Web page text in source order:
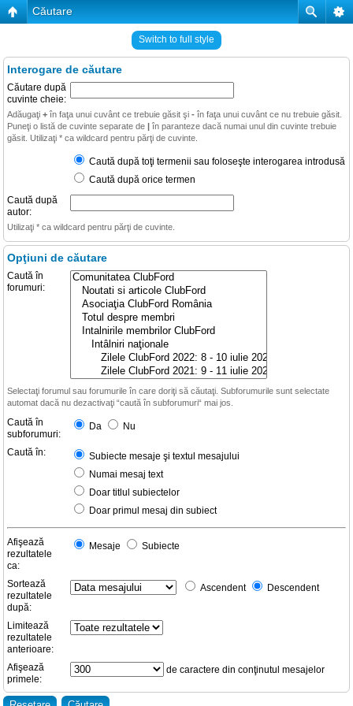
Căutare
Switch to full style
Interogare de căutare
Căutare după
cuvinte cheie:
Adăugaţi + în faţa unui cuvânt ce trebuie găsit şi - în faţa unui cuvânt ce nu trebuie găsit.
Puneţi o listă de cuvinte separate de | în paranteze dacă numai unul din cuvinte trebuie
găsit. Utilizaţi * ca wildcard pentru părţi de cuvinte.
Caută după toţi termenii sau foloseşte interogarea introdusă
Caută după orice termen
Caută după
autor:
Utilizaţi * ca wildcard pentru părţi de cuvinte.
Opţiuni de căutare
Caută în
forumuri:
Selectaţi forumul sau forumurile în care doriţi să căutaţi. Subforumurile sunt selectate
automat dacă nu dezactivaţi “caută în subforumuri“ mai jos.
Caută în
subforumuri:
Da Nu
Caută în:
Subiecte mesaje şi textul mesajului
Numai mesaj text
Doar titlul subiectelor
Doar primul mesaj din subiect
Afişează
rezultatele
ca:
Mesaje Subiecte
Sortează
rezultatele
după:
Ascendent Descendent
Limitează
rezultatele
anterioare:
Afişează
primele:
de caractere din conţinutul mesajelor